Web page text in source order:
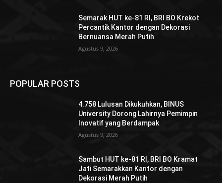
Semarak HUT ke-81 RI, BRI BO Krekot
Percantik Kantor dengan Dekorasi
Bernuansa Merah Putih
Agustus 9, 2026
POPULAR POSTS
4.758 Lulusan Dikukuhkan, BINUS
University Dorong Lahirnya Pemimpin
Inovatif yang Berdampak
Agustus 9, 2026
Sambut HUT ke-81 RI, BRI BO Kramat
Jati Semarakkan Kantor dengan
Dekorasi Merah Putih